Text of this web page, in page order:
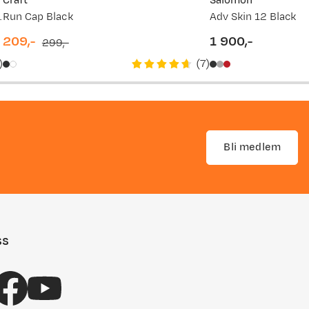
BeautyRun Cap Black
price
209,-
price
299,-
(7)
Adv Skin 12 Black
1 900,-
Bli medlem